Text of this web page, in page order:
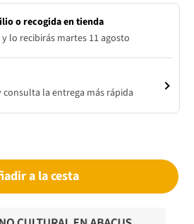
o recogida en tienda
lo recibirás martes 11 agosto
consulta la entrega más rápida
a la cesta